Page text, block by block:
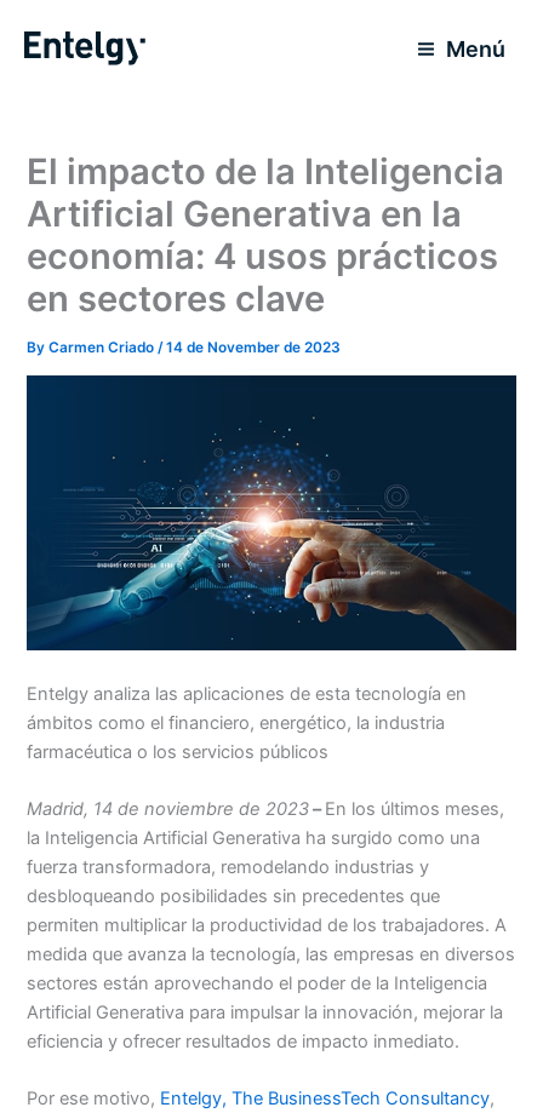
Menú
El impacto de la Inteligencia
Artificial Generativa en la
economía: 4 usos prácticos
en sectores clave
ByCarmen Criado /14 de November de 2023
Entelgy analiza las aplicaciones de esta tecnología en
ámbitos como el financiero, energético, la industria
farmacéutica o los servicios públicos
Madrid, 14 de noviembre de 2023–En los últimos meses,
la Inteligencia Artificial Generativa ha surgido como una
fuerza transformadora, remodelando industrias y
desbloqueando posibilidades sin precedentes que
permiten multiplicar la productividad de los trabajadores. A
medida que avanza la tecnología, las empresas en diversos
sectores están aprovechando el poder de la Inteligencia
Artificial Generativa para impulsar la innovación, mejorar la
eficiencia y ofrecer resultados de impacto inmediato.
Por ese motivo, Entelgy, The BusinessTech Consultancy,